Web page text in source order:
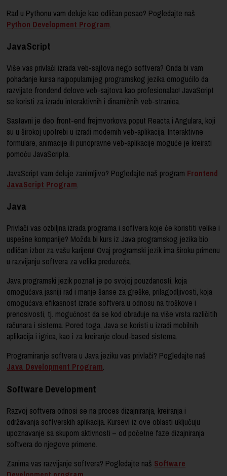
Rad u Pythonu vam deluje kao odličan posao? Pogledajte naš
Python Development Program.
JavaScript
Više vas privlači izrada veb-sajtova nego softvera? Onda bi vam
pohađanje kursa najpopularnijeg programskog jezika omogućilo da
razvijate frondend delove veb-sajtova kao profesionalac! JavaScript
se koristi za izradu interaktivnih i dinamičnih veb-stranica.
Sastavni je deo front-end frejmvorkova poput Reacta i Angulara, koji
su u širokoj upotrebi u izradi modernih veb-aplikacija. Interaktivne
formulare, animacije ili punopravne veb-aplikacije moguće je kreirati
pomoću JavaScripta.
JavaScript vam deluje zanimljivo? Pogledajte naš program Frontend
JavaScript Program.
Java
Privlači vas ozbiljna izrada programa i softvera koje će koristiti velike i
uspešne kompanije? Možda bi kurs iz Java programskog jezika bio
odličan izbor za vašu karijeru! Ovaj programski jezik ima široku primenu
u razvijanju softvera za velika preduzeća.
Java programski jezik poznat je po svojoj pouzdanosti, koja
omogućava jasniji rad i manje šanse za greške, prilagodljivosti, koja
omogućava efikasnost izrade softvera u odnosu na troškove i
prenosivosti, tj. mogućnost da se kod obrađuje na više vrsta različitih
računara i sistema. Pored toga, Java se koristi u izradi mobilnih
aplikacija i igrica, kao i za kreiranje cloud-based sistema.
Programiranje softvera u Java jeziku vas privlači? Pogledajte naš
Java Development Program.
Software Development
Razvoj softvera odnosi se na proces dizajniranja, kreiranja i
održavanja softverskih aplikacija. Kursevi iz ove oblasti uključuju
upoznavanje sa skupom aktivnosti – od početne faze dizajniranja
softvera do njegove primene.
Zanima vas razvijanje softvera? Pogledajte naš Software